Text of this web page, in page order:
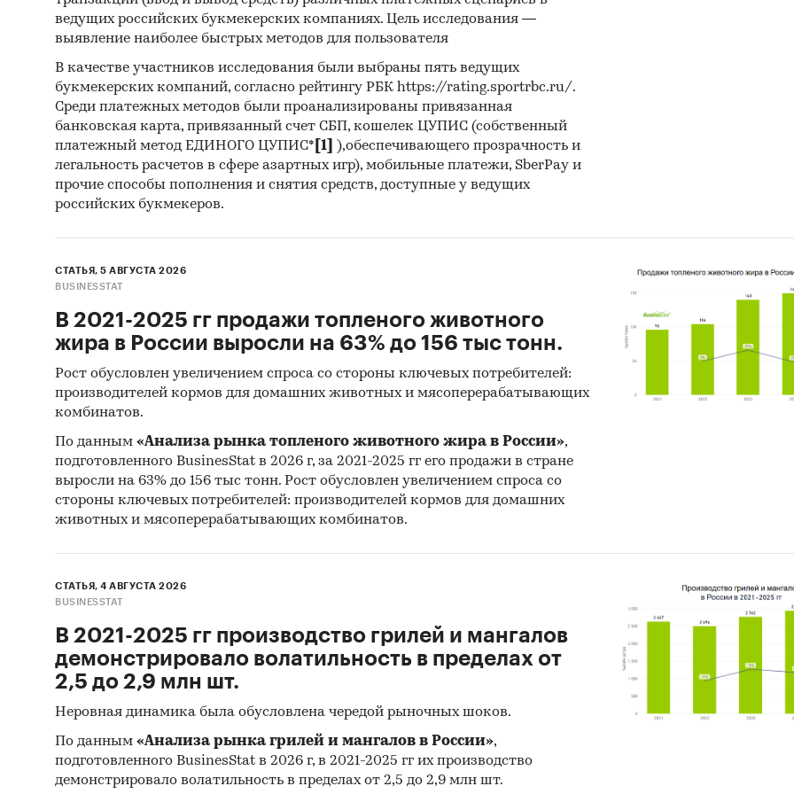
Федеральная налоговая служба
Министерство цифрового развития, связи и массовых
коммуникаций
Единый реестр российского программного
Информация, собранная BusinesStat:
оценки экспертов рынка
открытая информация в профильных изданиях
Офисное программное обеспечение
ведущих российских букмекерских компаниях. Цель исследования —
выявление наиболее быстрых методов для пользователя
В качестве участников исследования были выбраны пять ведущих
букмекерских компаний, согласно рейтингу РБК https://rating.sportrbc.ru/.
Среди платежных методов были проанализированы привязанная
банковская карта, привязанный счет СБП, кошелек ЦУПИС (собственный
платежный метод ЕДИНОГО ЦУПИС* [1]
),обеспечивающего прозрачность и
легальность расчетов в сфере азартных игр), мобильные платежи, SberPay и
прочие способы пополнения и снятия средств, доступные у ведущих
российских букмекеров.
СТАТЬЯ, 5 АВГУСТА 2026
BUSINESSTAT
В 2021-2025 гг продажи топленого животного
жира в России выросли на 63% до 156 тыс тонн.
Рост обусловлен увеличением спроса со стороны ключевых потребителей:
производителей кормов для домашних животных и мясоперерабатывающих
комбинатов.
По данным «Анализа рынка топленого животного жира в России»,
подготовленного BusinesStat в 2026 г, за 2021-2025 гг его продажи в стране
выросли на 63% до 156 тыс тонн. Рост обусловлен увеличением спроса со
стороны ключевых потребителей: производителей кормов для домашних
животных и мясоперерабатывающих комбинатов.
СТАТЬЯ, 4 АВГУСТА 2026
BUSINESSTAT
В 2021-2025 гг производство грилей и мангалов
демонстрировало волатильность в пределах от
2,5 до 2,9 млн шт.
Неровная динамика была обусловлена чередой рыночных шоков.
По данным «Анализа рынка грилей и мангалов в России»,
подготовленного BusinesStat в 2026 г, в 2021-2025 гг их производство
демонстрировало волатильность в пределах от 2,5 до 2,9 млн шт.